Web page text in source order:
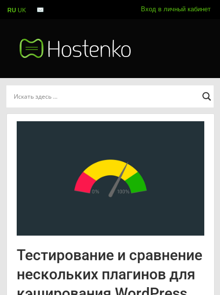
Вход в личный кабинет
Тестирование и сравнение
нескольких плагинов для
RU UK